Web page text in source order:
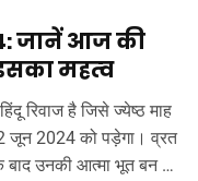
जानें आज की
महत्व
रिवाज है जिसे ज्‍येष्‍ठ माह
2 जून 2024 को पड़ेगा। व्रत
उनकी आत्‍मा भूत बन गई